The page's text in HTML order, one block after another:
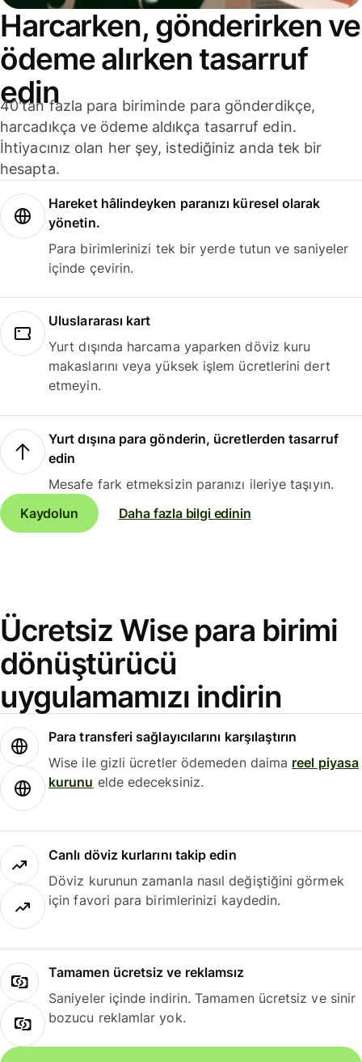
Harcarken, gönderirken ve
ödeme alırken tasarruf
edin
40'tan fazla para biriminde para gönderdikçe,
harcadıkça ve ödeme aldıkça tasarruf edin.
İhtiyacınız olan her şey, istediğiniz anda tek bir
hesapta.
Hareket hâlindeyken paranızı küresel olarak
yönetin.
Para birimlerinizi tek bir yerde tutun ve saniyeler
içinde çevirin.
Uluslararası kart
Yurt dışında harcama yaparken döviz kuru
makaslarını veya yüksek işlem ücretlerini dert
etmeyin.
Yurt dışına para gönderin, ücretlerden tasarruf
edin
Mesafe fark etmeksizin paranızı ileriye taşıyın.
Kaydolun
Daha fazla bilgi edinin
Ücretsiz Wise para birimi
dönüştürücü
uygulamamızı indirin
Para transferi sağlayıcılarını karşılaştırın
Wise ile gizli ücretler ödemeden daima reel piyasa
kurunu elde edeceksiniz.
Canlı döviz kurlarını takip edin
Döviz kurunun zamanla nasıl değiştiğini görmek
için favori para birimlerinizi kaydedin.
Tamamen ücretsiz ve reklamsız
Saniyeler içinde indirin. Tamamen ücretsiz ve sinir
bozucu reklamlar yok.